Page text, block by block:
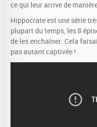
ce qui leur arrive de
Hippocrate est une série
plupart du temps, les 8
de les enchaîner. Cela
pas autant captivée !